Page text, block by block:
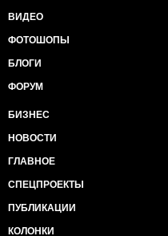
ВИДЕО
ФОТОШОПЫ
БЛОГИ
ФОРУМ
БИЗНЕС
НОВОСТИ
ГЛАВНОЕ
СПЕЦПРОЕКТЫ
ПУБЛИКАЦИИ
КОЛОНКИ